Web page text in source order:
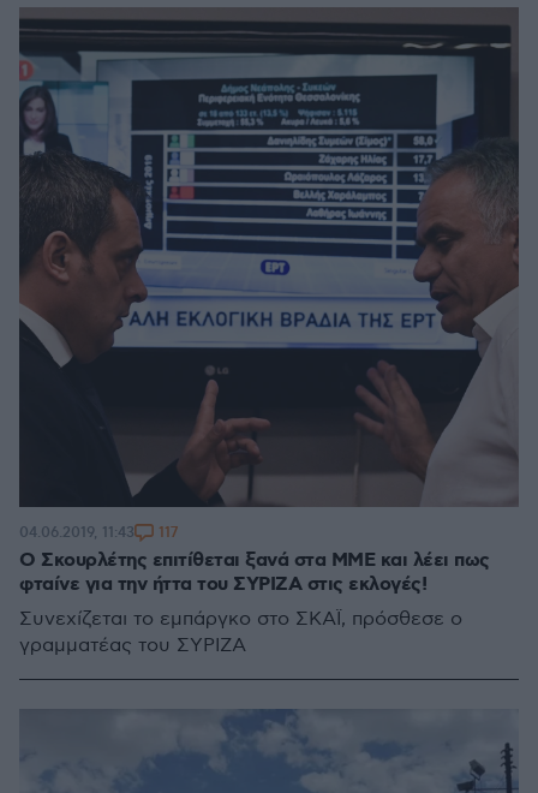
Ο Σκουρλέτης επιτίθεται ξανά στα ΜΜΕ και λέει πως
φταίνε για την ήττα του ΣΥΡΙΖΑ στις εκλογές!
Συνεχίζεται το εμπάργκο στο ΣΚΑΪ, πρόσθεσε ο
γραμματέας του ΣΥΡΙΖΑ
04.06.2019, 11:43 117